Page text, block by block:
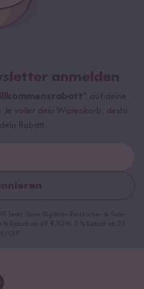
anmelden
auf deine
Je voller dein Warenkorb, desto
Rabatt.
(exkl. Sumi Digitaler Reiskocher & Sumi
% Rabatt ab 69 €/CHF, 5 % Rabatt ab 29
€/CHF